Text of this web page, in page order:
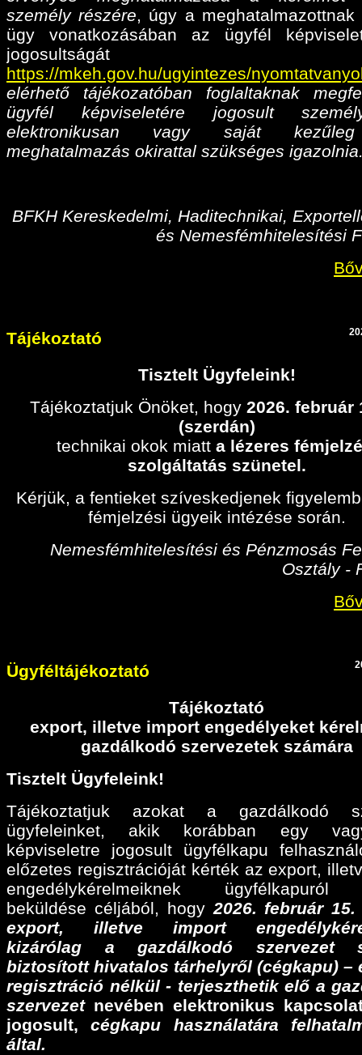
személy részére, úgy a meghatalmazottnak
ügy vonatkozásában az ügyfél
https://mkeh.gov.hu/ugyintezes/
elérhető tájékozatóban foglaltaknak
ügyfél képviseletére jogosult
elektronikusan vagy saját
meghatalmazás okirattal szükséges
BFKH Kereskedelmi, Haditechnikai,
és Nemesfémhitelesítési
Tájékoztató
Tisztelt Ügyfeleink!
Tájékoztatjuk Önöket, hogy 2026. február
(szerdán)
technikai okok miatt a lézeres
szolgáltatás szünetel.
Kérjük, a fentieket szíveskedjenek
fémjelzési ügyeik intézése során.
Nemesfémhitelesítési és Pénzmosás
Osztály -
Ügyféltájékoztató
Tájékoztató
export, illetve import engedélyeket
gazdálkodó szervezetek számára
Tisztelt Ügyfeleink!
Tájékoztatjuk azokat a gazdálkodó
ügyfeleinket, akik korábban egy
képviseletre jogosult ügyfélkapu
előzetes regisztrációját kérték az export,
engedélykérelmeiknek ügyfélkapuról
beküldése céljából, hogy 2026. február
export, illetve import
kizárólag a gazdálkodó szervezet
biztosított hivatalos tárhelyről (cégkapu) –
regisztráció nélkül - terjeszthetik elő a
szervezet nevében elektronikus
jogosult, cégkapu használatára
által.